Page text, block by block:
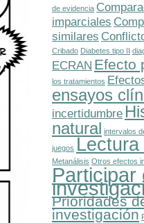
de evidencia
imparciales
similares
Cribado Diabetes tipo II
ECRAN Efecto
los tratamientos
ensayos
incertidumbre
natural intervalos
juegos
Metanálisis Otros efectos
Participar
Prioridades
investigación